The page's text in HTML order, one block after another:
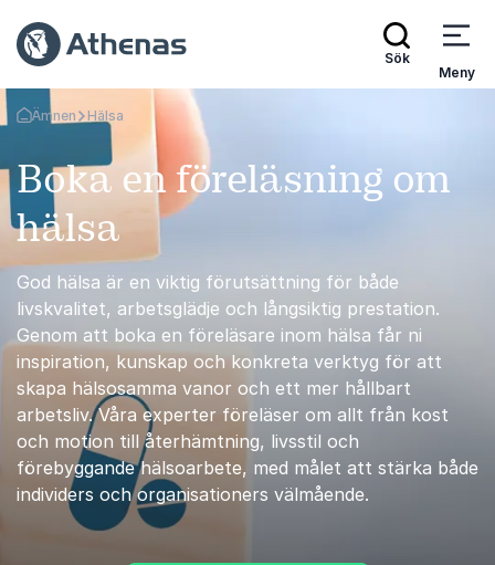
Sök
Meny
Gå tillbaka till startsidan
Ämnen Hälsa
Boka en föreläsning om
hälsa
God hälsa är en viktig förutsättning för både
livskvalitet, arbetsglädje och långsiktig prestation.
Genom att boka en föreläsare inom hälsa får ni
inspiration, kunskap och konkreta verktyg för att
skapa hälsosamma vanor och ett mer hållbart
arbetsliv. Våra experter föreläser om allt från kost
och motion till återhämtning, livsstil och
förebyggande hälsoarbete, med målet att stärka både
individers och organisationers välmående.